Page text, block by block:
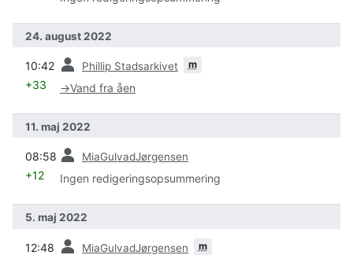
24. august 2022
10:42 Phillip Stadsarkivet m
+33 →Vand fra åen
11. maj 2022
08:58 MiaGulvadJørgensen
+12 Ingen redigeringsopsummering
5. maj 2022
12:48 MiaGulvadJørgensen m